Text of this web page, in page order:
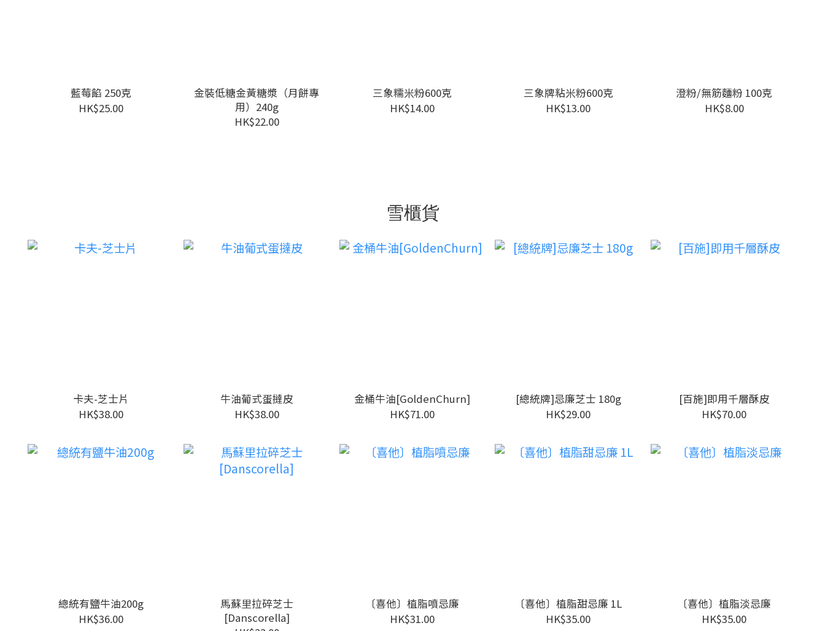
藍莓餡 250克
HK$25.00
金裝低糖金黃糖漿（月餅專
用）240g
HK$22.00
三象糯米粉600克
HK$14.00
三象牌粘米粉600克
HK$13.00
澄粉/無筋麵粉 100克
HK$8.00
雪櫃貨
卡夫-芝士片
HK$38.00
牛油葡式蛋撻皮
HK$38.00
金桶牛油[GoldenChurn]
HK$71.00
[總統牌]忌廉芝士 180g
HK$29.00
[百施]即用千層酥皮
HK$70.00
總統有鹽牛油200g
HK$36.00
馬蘇里拉碎芝士
[Danscorella]
〔喜他〕植脂噴忌廉
HK$31.00
〔喜他〕植脂甜忌廉 1L
HK$35.00
〔喜他〕植脂淡忌廉
HK$35.00